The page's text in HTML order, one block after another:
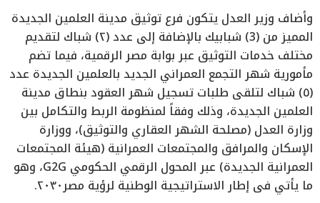
وأضاف وزير العدل يتكون فرع توثيق مدينة العلمين الجديدة
المميز من (3) شبابيك بالإضافة إلى عدد (٢) شباك لتقديم
مختلف خدمات التوثيق عبر بوابة مصر الرقمية، فيما تضم
مأمورية شهر التجمع العمراني الجديد بالعلمين الجديدة عدد
(٥) شباك لتلقى طلبات تسجيل شهر العقود بنطاق مدينة
العلمين الجديدة، وذلك وفقاً لمنظومة الربط والتكامل بين
وزارة العدل (مصلحة الشهر العقاري والتوثيق)، ووزارة
الإسكان والمرافق والمجتمعات العمرانية (هيئة المجتمعات
العمرانية الجديدة) عبر المحول الرقمي الحكومي G2G، وهو
ما يأتي فى إطار الاستراتيجية الوطنية لرؤية مصر٢٠٣٠.